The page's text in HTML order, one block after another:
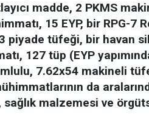
madde, 2 PKMS
15 EYP, bir RPG-7
piyade tüfeği, bir havan
127 tüp (EYP
7.62x54 makineli
da
sağlık malzemesi ve